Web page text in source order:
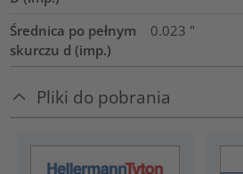
Średnica po pełnym
skurczu d (imp.)
0.023 "
Pliki do pobrania